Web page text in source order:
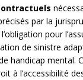
par la
pour
de sinistre
handicap mental.
à l’accessibilité